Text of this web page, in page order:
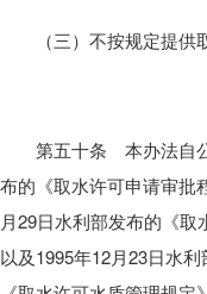
（三）不按规定提供取
第五十条 本办法自公
布的《取水许可申请审批
月29日水利部发布的《取
以及1995年12月23日水